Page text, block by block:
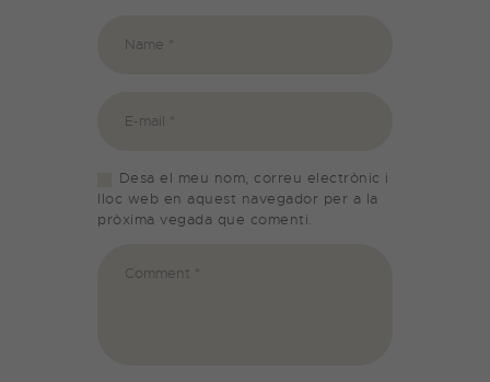
Desa el meu nom, correu electrònic i
lloc web en aquest navegador per a la
pròxima vegada que comenti.